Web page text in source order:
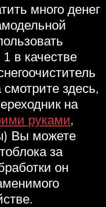
много денег
в качестве
смотрите здесь,
на
руками,
Вы можете
за
он